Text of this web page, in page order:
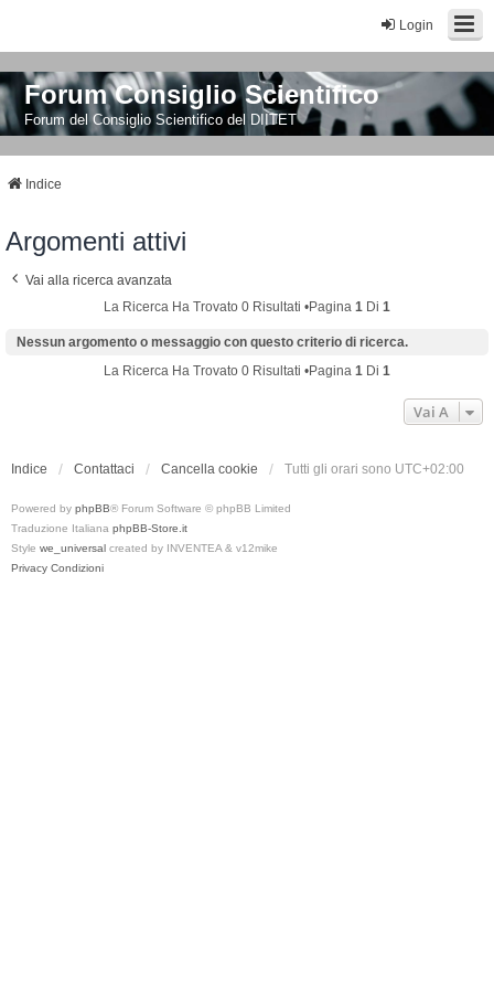
Login
Forum Consiglio Scientifico
Forum del Consiglio Scientifico del DIITET
Indice
Argomenti attivi
Vai alla ricerca avanzata
La Ricerca Ha Trovato 0 Risultati •Pagina 1 Di 1
Nessun argomento o messaggio con questo criterio di ricerca.
La Ricerca Ha Trovato 0 Risultati •Pagina 1 Di 1
Vai A
Indice Contattaci Cancella cookie Tutti gli orari sono UTC+02:00
Powered by phpBB® Forum Software © phpBB Limited
Traduzione Italiana phpBB-Store.it
Style we_universal created by INVENTEA & v12mike
Privacy Condizioni